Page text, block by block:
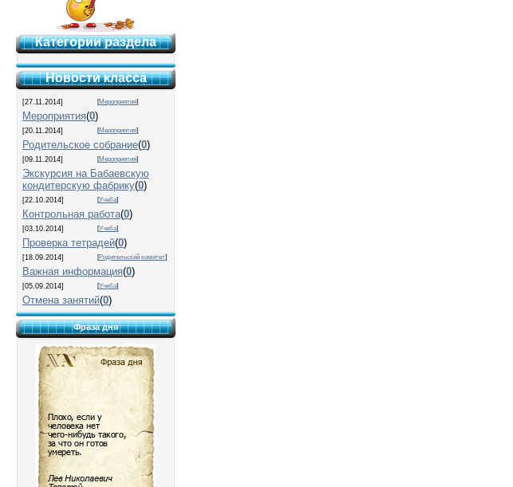
Категории раздела
Новости класса
[27.11.2014] [Мероприятия]
Мероприятия(0)
[20.11.2014] [Мероприятия]
Родительское собрание(0)
[09.11.2014] [Мероприятия]
Экскурсия на Бабаевскую
кондитерскую фабрику(0)
[22.10.2014] [Учеба]
Контрольная работа(0)
[03.10.2014] [Учеба]
Проверка тетрадей(0)
[18.09.2014] [Родительский комитет]
Важная информация(0)
[05.09.2014] [Учеба]
Отмена занятий(0)
Фраза дня